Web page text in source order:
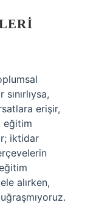
erişir,
eğitim
iktidar
alırken,